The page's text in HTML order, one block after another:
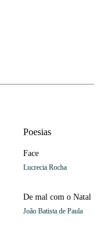
Poesias
Face
Lucrecia Rocha
De mal com o Natal
João Batista de Paula